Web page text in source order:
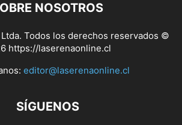
NOSOTROS
Ltda. Todos los derechos reservados ©
https://laserenaonline.cl
editor@laserenaonline.cl
SÍGUENOS